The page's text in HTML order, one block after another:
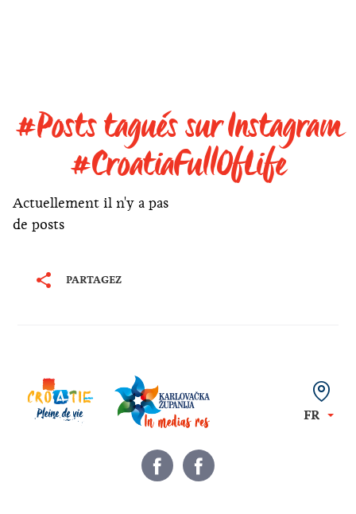
#Posts tagués sur Instagram
#CroatiaFullOfLife
Actuellement il n'y a pas
de posts
PARTAGEZ
FR